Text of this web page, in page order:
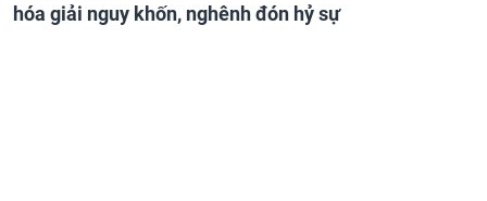
hóa giải nguy khốn, nghênh đón hỷ sự